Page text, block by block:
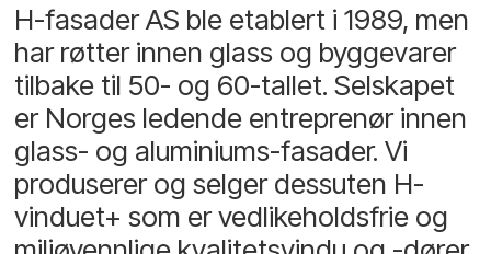
H-fasader AS ble etablert i 1989, men
har røtter innen glass og byggevarer
tilbake til 50- og 60-tallet. Selskapet
er Norges ledende entreprenør innen
glass- og aluminiums-fasader. Vi
produserer og selger dessuten H-
vinduet+ som er vedlikeholdsfrie og